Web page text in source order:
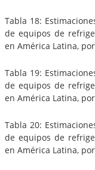
Tabla 18:
de equipos de
en América Latina,
Tabla 19:
de equipos de
en América Latina,
Tabla 20:
de equipos de
en América Latina,